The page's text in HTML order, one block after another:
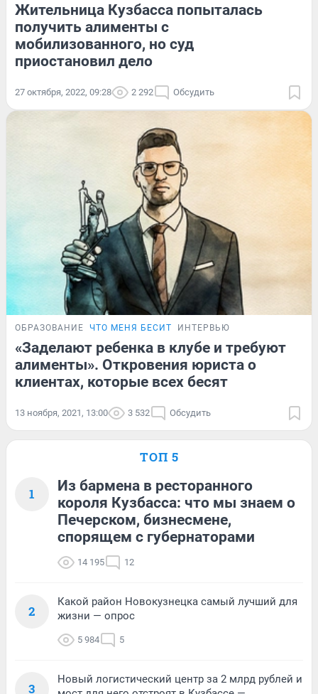
Жительница Кузбасса попыталась
получить алименты с
мобилизованного, но суд
приостановил дело
27 октября, 2022, 09:28 2 292 Обсудить
ОБРАЗОВАНИЕ ЧТО МЕНЯ БЕСИТ ИНТЕРВЬЮ
«Заделают ребенка в клубе и требуют
алименты». Откровения юриста о
клиентах, которые всех бесят
13 ноября, 2021, 13:00 3 532 Обсудить
ТОП 5
1
Из бармена в ресторанного
короля Кузбасса: что мы знаем о
Печерском, бизнесмене,
спорящем с губернаторами
14 195 12
2
Какой район Новокузнецка самый лучший для
жизни — опрос
5 984 5
3
Новый логистический центр за 2 млрд рублей и